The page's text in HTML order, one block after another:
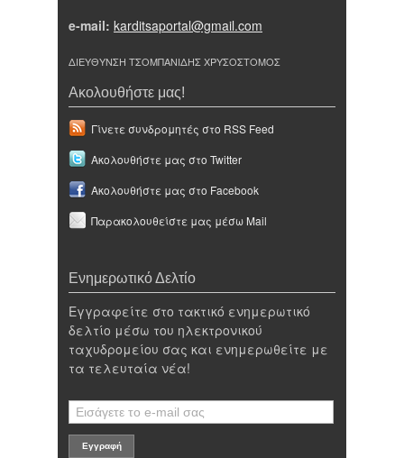
e-mail: karditsaportal@gmail.com
ΔΙΕΥΘΥΝΣΗ ΤΣΟΜΠΑΝΙΔΗΣ ΧΡΥΣΟΣΤΟΜΟΣ
Ακολουθήστε μας!
Γίνετε συνδρομητές στο RSS Feed
Ακολουθήστε μας στο Twitter
Ακολουθήστε μας στο Facebook
Παρακολουθείστε μας μέσω Mail
Ενημερωτικό Δελτίο
Εγγραφείτε στο τακτικό ενημερωτικό
δελτίο μέσω του ηλεκτρονικού
ταχυδρομείου σας και ενημερωθείτε με
τα τελευταία νέα!